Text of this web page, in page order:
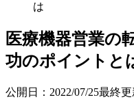
は
医療機器営業の
功のポイントと
公開日： 2022/07/25最終更